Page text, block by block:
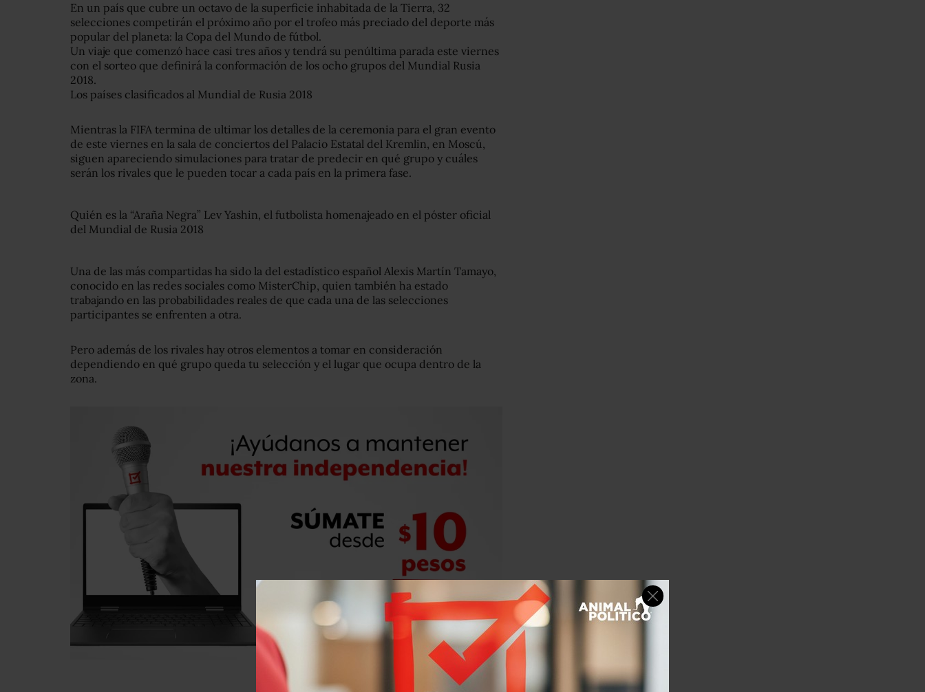
En un país que cubre un octavo de la superficie inhabitada de la Tierra, 32
selecciones competirán el próximo año por el trofeo más preciado del deporte más
popular del planeta: la Copa del Mundo de fútbol.
Un viaje que comenzó hace casi tres años y tendrá su penúltima parada este viernes
con el sorteo que definirá la conformación de los ocho grupos del Mundial Rusia
2018.
Los países clasificados al Mundial de Rusia 2018
Mientras la FIFA termina de ultimar los detalles de la ceremonia para el gran evento
de este viernes en la sala de conciertos del Palacio Estatal del Kremlin, en Moscú,
siguen apareciendo simulaciones para tratar de predecir en qué grupo y cuáles
serán los rivales que le pueden tocar a cada país en la primera fase.
Quién es la “Araña Negra” Lev Yashin, el futbolista homenajeado en el póster oficial
del Mundial de Rusia 2018
Una de las más compartidas ha sido la del estadístico español Alexis Martín Tamayo,
conocido en las redes sociales como MisterChip, quien también ha estado
trabajando en las probabilidades reales de que cada una de las selecciones
participantes se enfrenten a otra.
Pero además de los rivales hay otros elementos a tomar en consideración
dependiendo en qué grupo queda tu selección y el lugar que ocupa dentro de la
zona.